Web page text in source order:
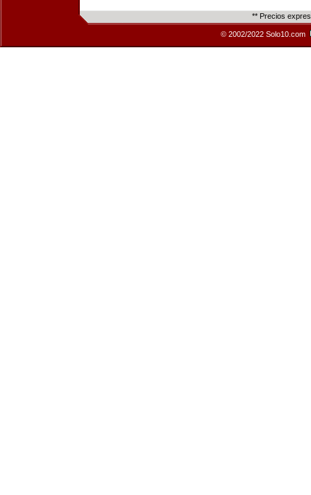
** Precios
© 2002/2022 Solo10.com